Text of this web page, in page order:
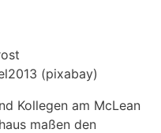
(pixabay)
Kollegen am McLean
maßen den